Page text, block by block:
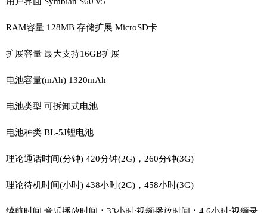
RAM容量 128MB 存储扩展 MicroSD卡
扩展容量 最大支持16GB扩展
电池容量(mAh) 1320mAh
电池类型 可拆卸式电池
电池种类 BL-5J锂电池
理论通话时间(分钟) 420分钟(2G)，260分钟(3G)
理论待机时间(小时) 438小时(2G)，458小时(3G)
续航时间 音乐播放时间：33小时;视频播放时间：4.6小时;视频录